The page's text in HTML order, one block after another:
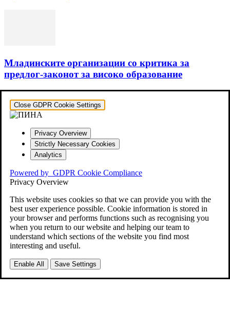
Младинските организации со критика за
предлог-законот за високо образование
Close GDPR Cookie Settings
Privacy Overview
Strictly Necessary Cookies
Analytics
Powered by GDPR Cookie Compliance
Privacy Overview
This website uses cookies so that we can provide you with the
best user experience possible. Cookie information is stored in
your browser and performs functions such as recognising you
when you return to our website and helping our team to
understand which sections of the website you find most
interesting and useful.
Enable All Save Settings